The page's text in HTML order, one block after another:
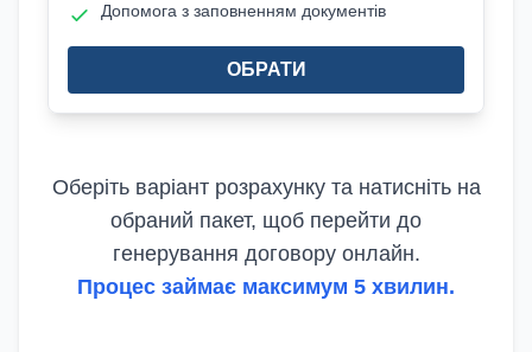
Допомога з заповненням документів
ОБРАТИ
Оберіть варіант розрахунку та натисніть на
обраний пакет, щоб перейти до
генерування договору онлайн.
Процес займає максимум 5 хвилин.